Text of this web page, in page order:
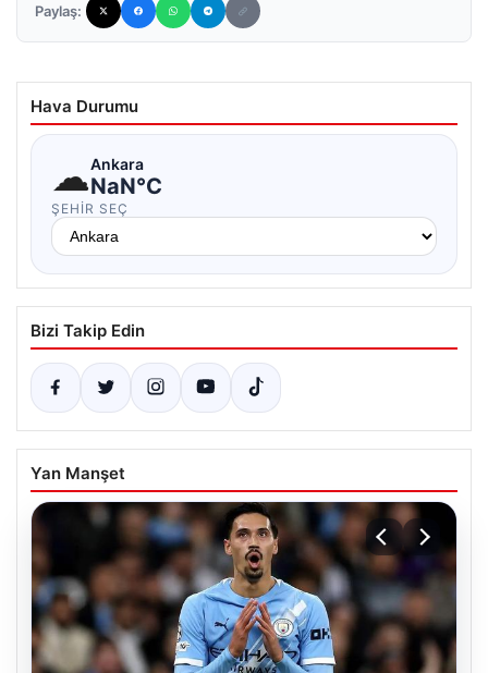
Paylaş:
Hava Durumu
☁Ankara
NaN°C
ŞEHIR SEÇ
Bizi Takip Edin
Yan Manşet